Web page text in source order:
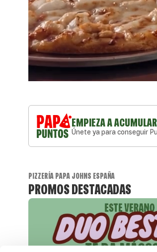
EMPIEZA A ACUMULAR
Únete ya para conseguir
PIZZERÍA PAPA JOHNS ESPAÑA
PROMOS DESTACADAS